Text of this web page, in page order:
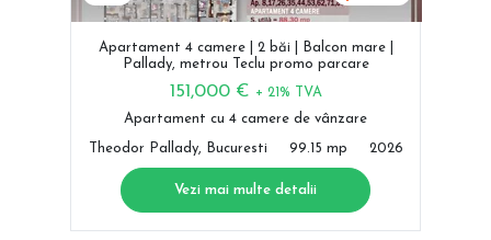
Apartament 4 camere | 2 băi | Balcon mare |
Pallady, metrou Teclu promo parcare
151,000 € + 21% TVA
Apartament cu 4 camere de vânzare
Theodor Pallady, Bucuresti 99.15 mp 2026
Vezi mai multe detalii